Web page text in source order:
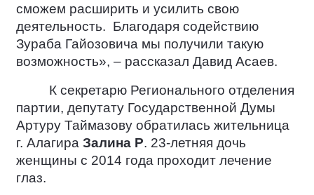
сможем расширить и усилить свою
деятельность. Благодаря содействию
Зураба Гайозовича мы получили такую
возможность», – рассказал Давид Асаев.
К секретарю Регионального отделения
партии, депутату Государственной Думы
Артуру Таймазову обратилась жительница
г. Алагира Залина Р. 23-летняя дочь
женщины с 2014 года проходит лечение
глаз.